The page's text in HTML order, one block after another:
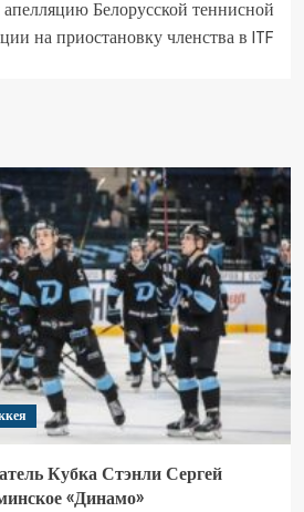
Белорусской теннисной
на приостановку членства в ITF
Кубка Стэнли Сергей
«Динамо»